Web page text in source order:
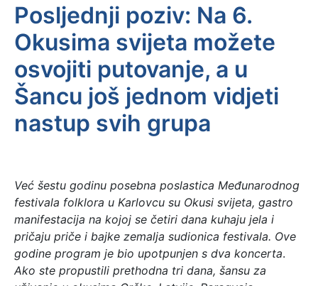
Posljednji poziv: Na 6.
Okusima svijeta možete
osvojiti putovanje, a u
Šancu još jednom vidjeti
nastup svih grupa
Već šestu godinu posebna poslastica Međunarodnog
festivala folklora u Karlovcu su Okusi svijeta, gastro
manifestacija na kojoj se četiri dana kuhaju jela i
pričaju priče i bajke zemalja sudionica festivala. Ove
godine program je bio upotpunjen s dva koncerta.
Ako ste propustili prethodna tri dana, šansu za